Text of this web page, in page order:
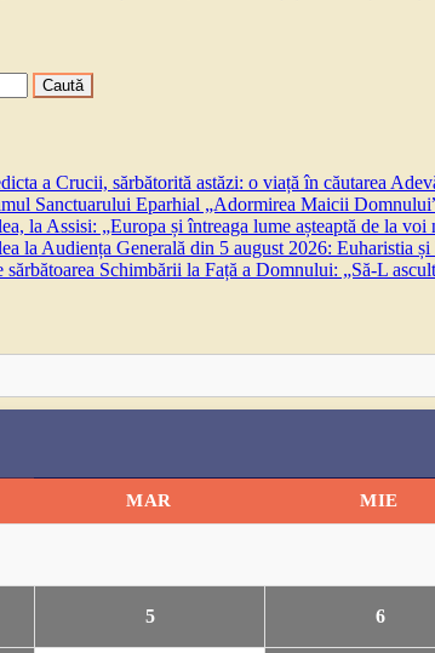
a Crucii, sărbătorită astăzi: o viață în căutarea
Sanctuarului Eparhial „Adormirea Maicii
la Assisi: „Europa și întreaga lume așteaptă de la voi
la Audiența Generală din 5 august 2026: Euharistia
Schimbării la Față a Domnului: „Să-L
MAR MIE
5 6